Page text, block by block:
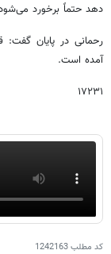
دهد حتماً برخورد
آمده است.
۱۷۲۳۱
کد مطلب1242163